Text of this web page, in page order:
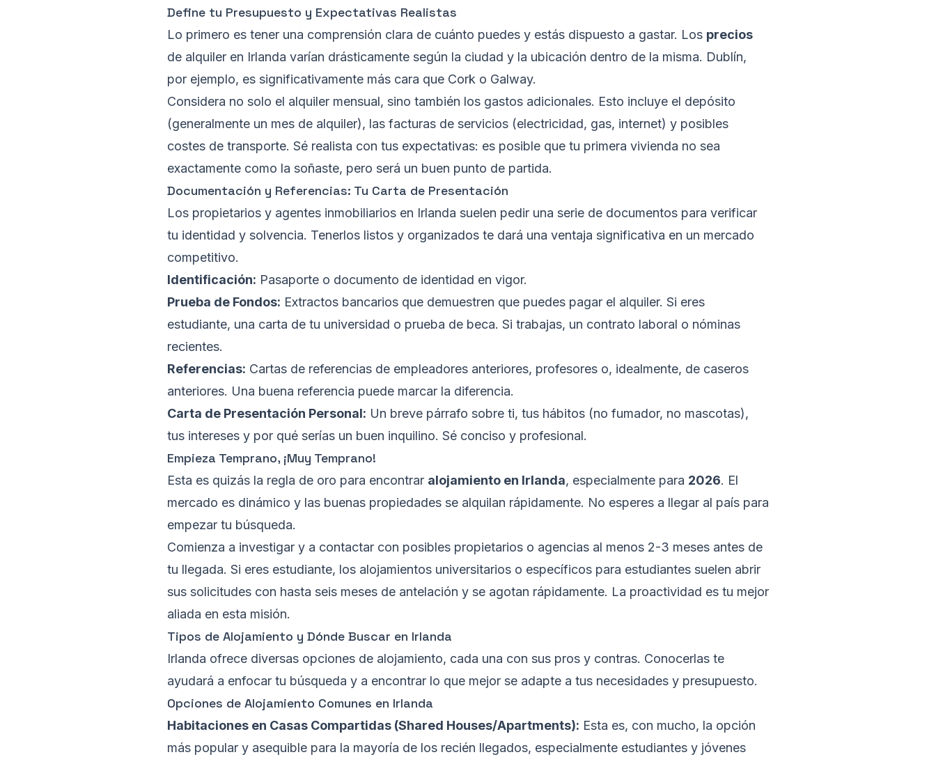
Define tu Presupuesto y Expectativas Realistas
Lo primero es tener una comprensión clara de cuánto puedes y estás dispuesto a gastar. Los precios
de alquiler en Irlanda varían drásticamente según la ciudad y la ubicación dentro de la misma. Dublín,
por ejemplo, es significativamente más cara que Cork o Galway.
Considera no solo el alquiler mensual, sino también los gastos adicionales. Esto incluye el depósito
(generalmente un mes de alquiler), las facturas de servicios (electricidad, gas, internet) y posibles
costes de transporte. Sé realista con tus expectativas: es posible que tu primera vivienda no sea
exactamente como la soñaste, pero será un buen punto de partida.
Documentación y Referencias: Tu Carta de Presentación
Los propietarios y agentes inmobiliarios en Irlanda suelen pedir una serie de documentos para verificar
tu identidad y solvencia. Tenerlos listos y organizados te dará una ventaja significativa en un mercado
competitivo.
Identificación: Pasaporte o documento de identidad en vigor.
Prueba de Fondos: Extractos bancarios que demuestren que puedes pagar el alquiler. Si eres
estudiante, una carta de tu universidad o prueba de beca. Si trabajas, un contrato laboral o nóminas
recientes.
Referencias: Cartas de referencias de empleadores anteriores, profesores o, idealmente, de caseros
anteriores. Una buena referencia puede marcar la diferencia.
Carta de Presentación Personal: Un breve párrafo sobre ti, tus hábitos (no fumador, no mascotas),
tus intereses y por qué serías un buen inquilino. Sé conciso y profesional.
Empieza Temprano, ¡Muy Temprano!
Esta es quizás la regla de oro para encontrar alojamiento en Irlanda, especialmente para 2026. El
mercado es dinámico y las buenas propiedades se alquilan rápidamente. No esperes a llegar al país para
empezar tu búsqueda.
Comienza a investigar y a contactar con posibles propietarios o agencias al menos 2-3 meses antes de
tu llegada. Si eres estudiante, los alojamientos universitarios o específicos para estudiantes suelen abrir
sus solicitudes con hasta seis meses de antelación y se agotan rápidamente. La proactividad es tu mejor
aliada en esta misión.
Tipos de Alojamiento y Dónde Buscar en Irlanda
Irlanda ofrece diversas opciones de alojamiento, cada una con sus pros y contras. Conocerlas te
ayudará a enfocar tu búsqueda y a encontrar lo que mejor se adapte a tus necesidades y presupuesto.
Opciones de Alojamiento Comunes en Irlanda
Habitaciones en Casas Compartidas (Shared Houses/Apartments): Esta es, con mucho, la opción
más popular y asequible para la mayoría de los recién llegados, especialmente estudiantes y jóvenes